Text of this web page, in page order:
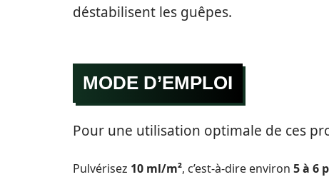
déstabilisent les guêpes.
MODE D’EMPLOI
Pour une utilisation optimale de ces
Pulvérisez 10 ml/m², c’est-à-dire environ 5 à 6